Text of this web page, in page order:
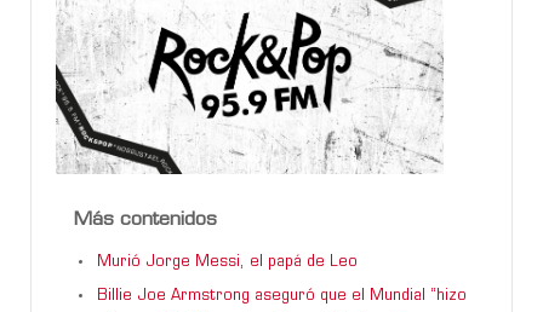
Más contenidos
Murió Jorge Messi, el papá de Leo
Billie Joe Armstrong aseguró que el Mundial “hizo